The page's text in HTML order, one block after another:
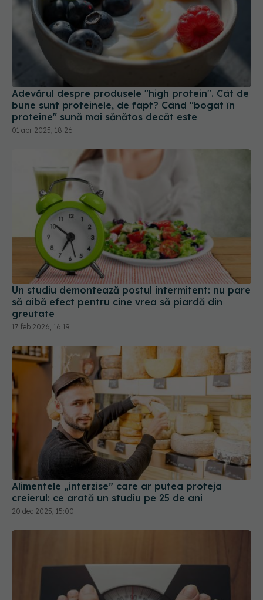
Adevărul despre produsele "high protein". Cât de
bune sunt proteinele, de fapt? Când "bogat în
proteine" sună mai sănătos decât este
01 apr 2025, 18:26
Un studiu demontează postul intermitent: nu pare
să aibă efect pentru cine vrea să piardă din
greutate
17 feb 2026, 16:19
Alimentele „interzise” care ar putea proteja
creierul: ce arată un studiu pe 25 de ani
20 dec 2025, 15:00